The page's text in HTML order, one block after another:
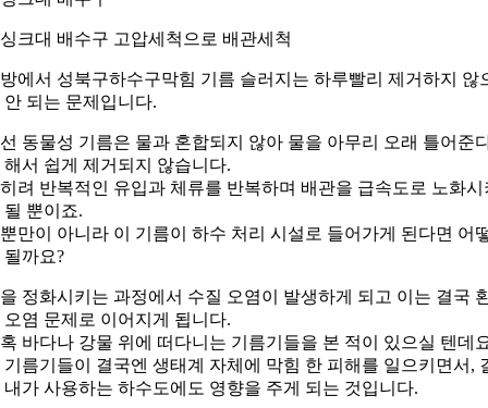
크대 배수구 고압세척으로 배관세척
에서 성북구하수구막힘 기름 슬러지는 하루빨리 제거하지 않
안 되는 문제입니다.
동물성 기름은 물과 혼합되지 않아 물을 아무리 오래 틀어준
해서 쉽게 제거되지 않습니다.
려 반복적인 유입과 체류를 반복하며 배관을 급속도로 노화시
될 뿐이죠.
만이 아니라 이 기름이 하수 처리 시설로 들어가게 된다면 어
될까요?
정화시키는 과정에서 수질 오염이 발생하게 되고 이는 결국
오염 문제로 이어지게 됩니다.
바다나 강물 위에 떠다니는 기름기들을 본 적이 있으실 텐데
기름기들이 결국엔 생태계 자체에 막힘 한 피해를 일으키면서,
내가 사용하는 하수도에도 영향을 주게 되는 것입니다.